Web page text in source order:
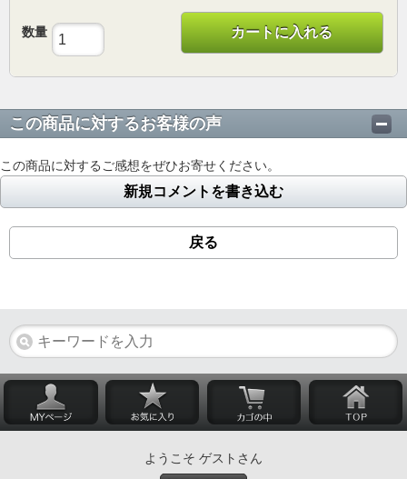
数量 カートに入れる
この商品に対するお客様の声
この商品に対するご感想をぜひお寄せください。
新規コメントを書き込む
戻る
ようこそ ゲストさん